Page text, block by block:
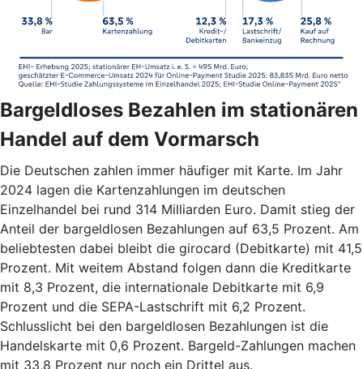
Bargeldloses Bezahlen im stationären
Handel auf dem Vormarsch
Die Deutschen zahlen immer häufiger mit Karte. Im Jahr
2024 lagen die Kartenzahlungen im deutschen
Einzelhandel bei rund 314 Milliarden Euro. Damit stieg der
Anteil der bargeldlosen Bezahlungen auf 63,5 Prozent. Am
beliebtesten dabei bleibt die girocard (Debitkarte) mit 41,5
Prozent. Mit weitem Abstand folgen dann die Kreditkarte
mit 8,3 Prozent, die internationale Debitkarte mit 6,9
Prozent und die SEPA-Lastschrift mit 6,2 Prozent.
Schlusslicht bei den bargeldlosen Bezahlungen ist die
Handelskarte mit 0,6 Prozent. Bargeld-Zahlungen machen
mit 33,8 Prozent nur noch ein Drittel aus.